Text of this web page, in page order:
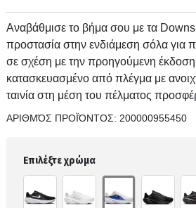
Αναβάθμισε το βήμα σου με τα
προστασία στην ενδιάμεση σόλα για
σε σχέση με την προηγούμενη
κατασκευασμένο από πλέγμα με
ταινία στη μέση του πέλματος
ΑΡΙΘΜΌΣ ΠΡΟΪΌΝΤΟΣ: 200000955450
Επιλέξτε χρώμα